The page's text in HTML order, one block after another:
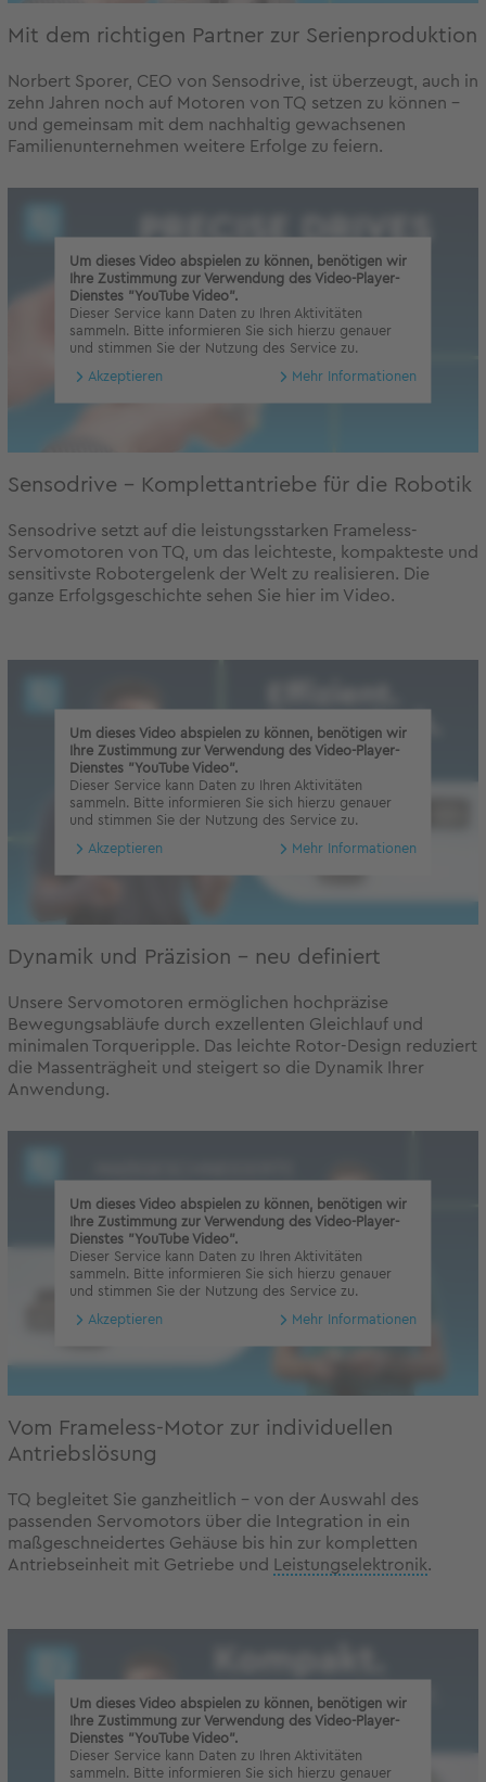
Mit dem richtigen Partner zur Serienproduktion
Norbert Sporer, CEO von Sensodrive, ist überzeugt, auch in
zehn Jahren noch auf Motoren von TQ setzen zu können –
und gemeinsam mit dem nachhaltig gewachsenen
Familienunternehmen weitere Erfolge zu feiern.
Um dieses Video abspielen zu können, benötigen wir
Ihre Zustimmung zur Verwendung des Video-Player-
Dienstes "YouTube Video".
Dieser Service kann Daten zu Ihren Aktivitäten
sammeln. Bitte informieren Sie sich hierzu genauer
und stimmen Sie der Nutzung des Service zu.
Akzeptieren Mehr Informationen
Sensodrive – Komplettantriebe für die Robotik
Sensodrive setzt auf die leistungsstarken Frameless-
Servomotoren von TQ, um das leichteste, kompakteste und
sensitivste Robotergelenk der Welt zu realisieren. Die
ganze Erfolgsgeschichte sehen Sie hier im Video.
Um dieses Video abspielen zu können, benötigen wir
Ihre Zustimmung zur Verwendung des Video-Player-
Dienstes "YouTube Video".
Dieser Service kann Daten zu Ihren Aktivitäten
sammeln. Bitte informieren Sie sich hierzu genauer
und stimmen Sie der Nutzung des Service zu.
Akzeptieren Mehr Informationen
Dynamik und Präzision – neu definiert
Unsere Servomotoren ermöglichen hochpräzise
Bewegungsabläufe durch exzellenten Gleichlauf und
minimalen Torqueripple. Das leichte Rotor-Design reduziert
die Massenträgheit und steigert so die Dynamik Ihrer
Anwendung.
Um dieses Video abspielen zu können, benötigen wir
Ihre Zustimmung zur Verwendung des Video-Player-
Dienstes "YouTube Video".
Dieser Service kann Daten zu Ihren Aktivitäten
sammeln. Bitte informieren Sie sich hierzu genauer
und stimmen Sie der Nutzung des Service zu.
Akzeptieren Mehr Informationen
Vom Frameless-Motor zur individuellen
Antriebslösung
TQ begleitet Sie ganzheitlich – von der Auswahl des
passenden Servomotors über die Integration in ein
maßgeschneidertes Gehäuse bis hin zur kompletten
Antriebseinheit mit Getriebe und Leistungselektronik.
Um dieses Video abspielen zu können, benötigen wir
Ihre Zustimmung zur Verwendung des Video-Player-
Dienstes "YouTube Video".
Dieser Service kann Daten zu Ihren Aktivitäten
sammeln. Bitte informieren Sie sich hierzu genauer